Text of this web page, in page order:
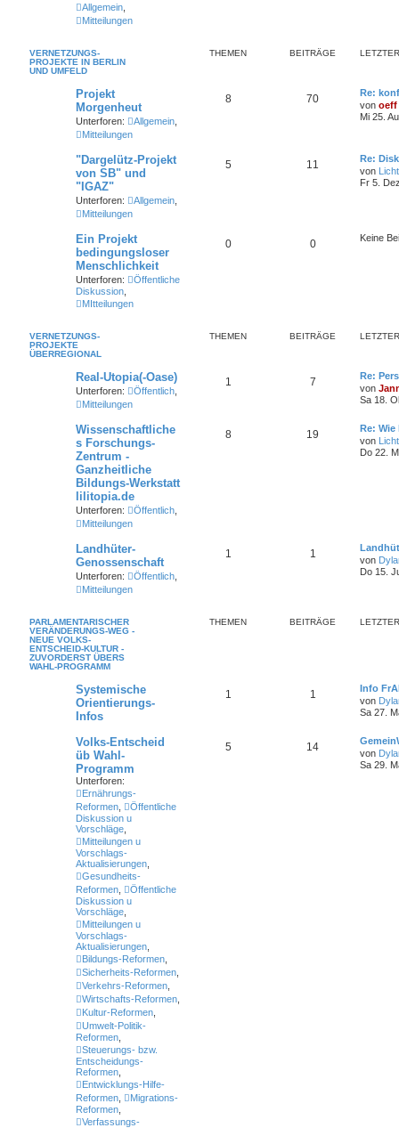
Allgemein
Mitteilungen
VERNETZUNGS-
PROJEKTE IN BERLIN
UND UMFELD
THEMEN BEITRÄGE
Projekt
Morgenheut
Unterforen: Allgemein
Mitteilungen
8 70
Re:
von oeff
Mi 25.
"Dargelütz-Projekt
von SB" und
"IGAZ"
Unterforen: Allgemein
Mitteilungen
5 11
Re:
von
Fr 5.
Ein Projekt
bedingungsloser
Menschlichkeit
Unterforen:
Öffentliche
Diskussion
MItteilungen
0 0 Keine
VERNETZUNGS-
PROJEKTE
ÜBERREGIONAL
THEMEN BEITRÄGE
Real-Utopia(-Oase)
Unterforen: Öffentlich
Mitteilungen
1 7
Re:
von
Sa 18.
Wissenschaftliche
s Forschungs-
Zentrum -
Ganzheitliche
Bildungs-Werkstatt
lilitopia.de
Unterforen: Öffentlich
Mitteilungen
8 19
Re:
von
Do 22.
Landhüter-
Genossenschaft
Unterforen: Öffentlich
Mitteilungen
1 1
von
Do 15.
PARLAMENTARISCHER
VERÄNDERUNGS-WEG -
NEUE VOLKS-
ENTSCHEID-KULTUR -
ZUVORDERST ÜBERS
WAHL-PROGRAMM
THEMEN BEITRÄGE
Systemische
Orientierungs-
Infos
1 1
Info
von
Sa 27.
Volks-Entscheid
üb Wahl-
Programm
Unterforen:
Ernährungs-
Reformen
Öffentliche
Diskussion u
Vorschläge
Mitteilungen u
Vorschlags-
Aktualisierungen
Gesundheits-
Reformen
Öffentliche
Diskussion u
Vorschläge
Mitteilungen u
Vorschlags-
Aktualisierungen
Bildungs-Reformen
Sicherheits-Reformen
Verkehrs-Reformen
Wirtschafts-Reformen
Kultur-Reformen
Umwelt-Politik-
Reformen
Steuerungs- bzw.
Entscheidungs-
Reformen
Entwicklungs-Hilfe-
Reformen
Migrations-
Reformen
Verfassungs-
5 14
von
Sa 29.